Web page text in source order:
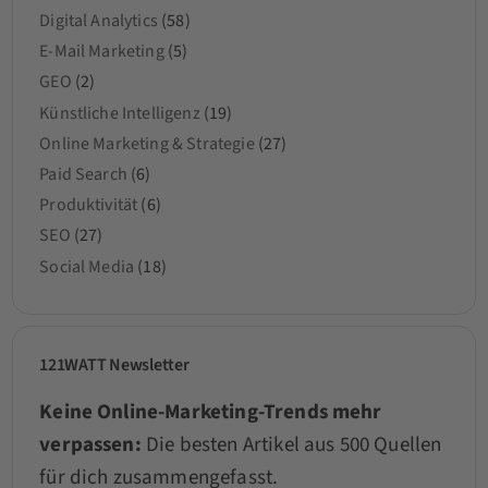
Digital Analytics (58)
E-Mail Marketing(5)
GEO (2)
Künstliche Intelligenz(19)
Online Marketing & Strategie (27)
Paid Search (6)
Produktivität(6)
SEO (27)
Social Media (18)
121WATT Newsletter
Keine Online-Marketing-Trends mehr
verpassen: Die besten Artikel aus 500 Quellen
für dich zusammengefasst.